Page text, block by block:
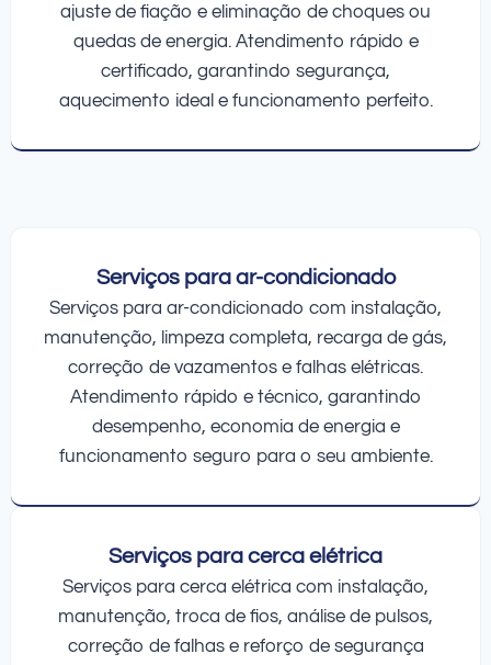
ajuste de fiação e eliminação de choques ou
quedas de energia. Atendimento rápido e
certificado, garantindo segurança,
aquecimento ideal e funcionamento perfeito.
Serviços para ar-condicionado
Serviços para ar-condicionado com instalação,
manutenção, limpeza completa, recarga de gás,
correção de vazamentos e falhas elétricas.
Atendimento rápido e técnico, garantindo
desempenho, economia de energia e
funcionamento seguro para o seu ambiente.
Serviços para cerca elétrica
Serviços para cerca elétrica com instalação,
manutenção, troca de fios, análise de pulsos,
correção de falhas e reforço de segurança